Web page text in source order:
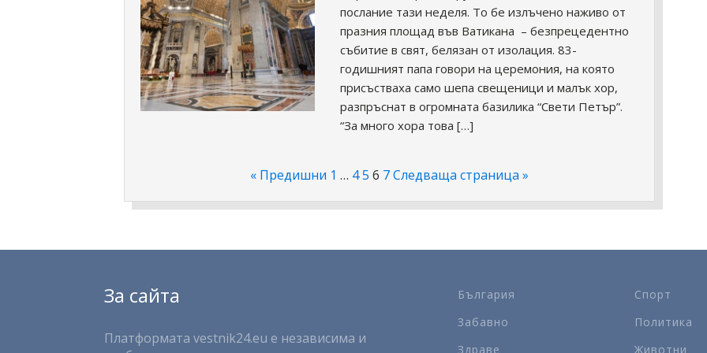
послание тази неделя. То бе излъчено наживо от
празния площад във Ватикана – безпрецедентно
събитие в свят, белязан от изолация. 83-
годишният папа говори на церемония, на която
присъстваха само шепа свещеници и малък хор,
разпръснат в огромната базилика “Свети Петър”.
“За много хора това […]
« Предишни 1 … 45 6 7Следваща страница »
За сайта
Платформата vestnik24.eu е независима и
България
Забавно
Здраве
Спорт
Политика
Животни